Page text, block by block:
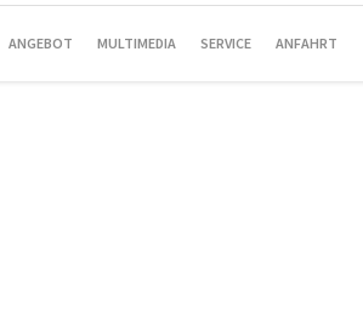
ANGEBOT MULTIMEDIA SERVICE ANFAHRT